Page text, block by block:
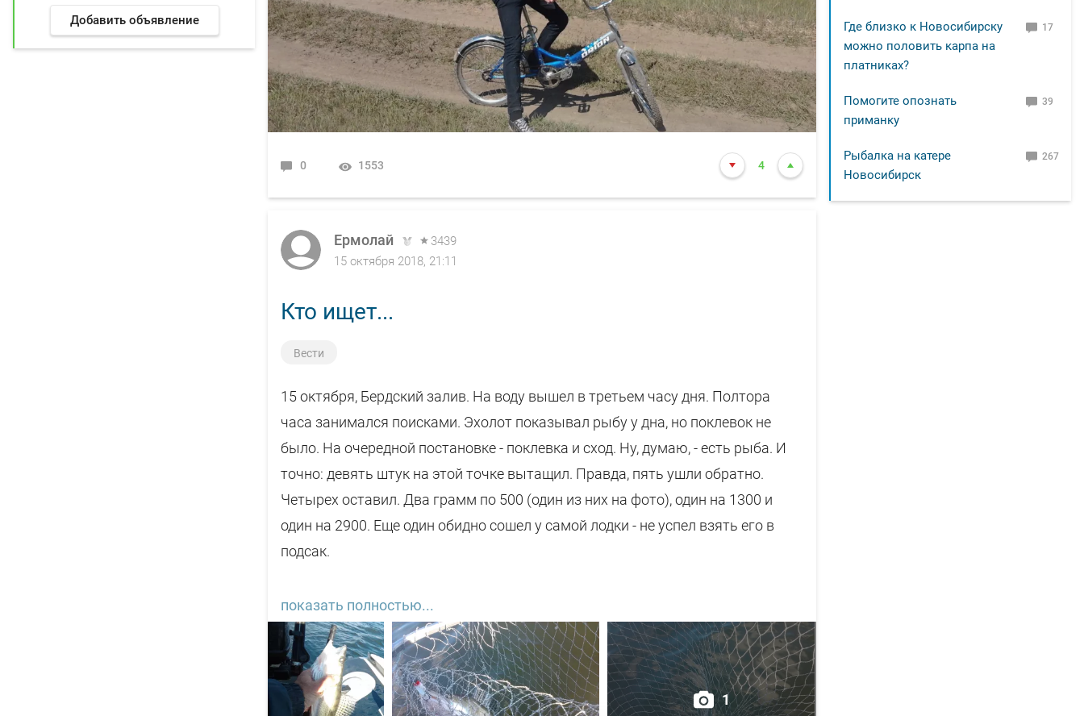
Добавить объявление
0 1553 4
Ермолай
3439
15 октября 2018, 21:11
Кто ищет...
Вести
15 октября, Бердский залив. На воду вышел в третьем часу дня. Полтора
часа занимался поисками. Эхолот показывал рыбу у дна, но поклевок не
было. На очередной постановке - поклевка и сход. Ну, думаю, - есть рыба. И
точно: девять штук на этой точке вытащил. Правда, пять ушли обратно.
Четырех оставил. Два грамм по 500 (один из них на фото), один на 1300 и
один на 2900. Еще один обидно сошел у самой лодки - не успел взять его в
подсак.
капронового шнура) - он у меня, уезжал с этого места последним, решил
забрать. С удовольствием верну владельцу.
показать полностью...
1
Где близко к Новосибирску
можно половить карпа на
платниках?
17
Помогите опознать
приманку
39
Рыбалка на катере
Новосибирск
267